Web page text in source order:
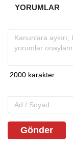
YORUMLAR
Gönder